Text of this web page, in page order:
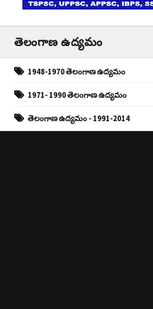
తెలంగాణ ఉద్యమం
1948-1970 తెలంగాణ ఉద్యమం
1971- 1990 తెలంగాణ ఉద్యమం
తెలంగాణ ఉద్యమం - 1991-2014